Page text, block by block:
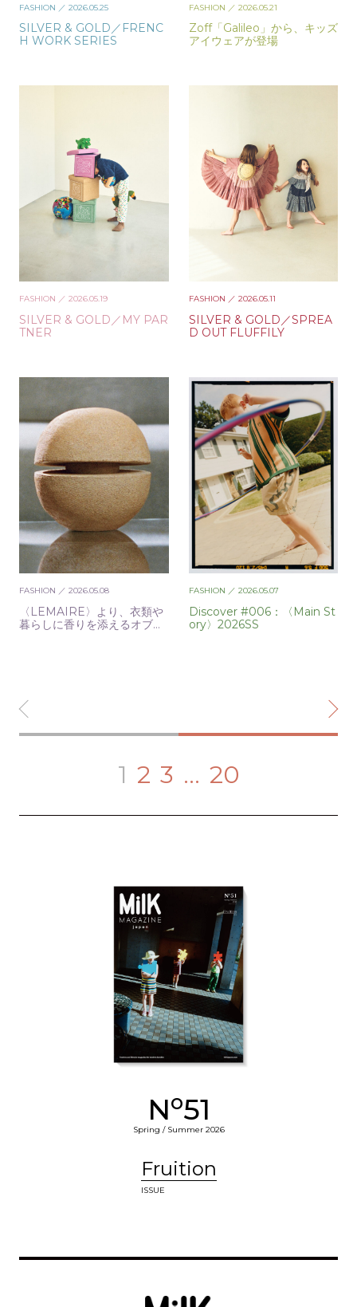
FASHION ／ 2026.05.25
SILVER & GOLD／FRENC
H WORK SERIES
FASHION ／ 2026.05.21
Zoff「Galileo」から、キッズ
アイウェアが登場
FASHION ／ 2026.05.19
SILVER & GOLD／MY PAR
TNER
FASHION ／ 2026.05.11
SILVER & GOLD／SPREA
D OUT FLUFFILY
FASHION ／ 2026.05.08
〈LEMAIRE〉より、衣類や
暮らしに香りを添えるオブジ
FASHION ／ 2026.05.07
Discover #006：〈Main St
ory〉2026SS
1 2 3 … 20
No51
Spring / Summer 2026
Fruition
ISSUE